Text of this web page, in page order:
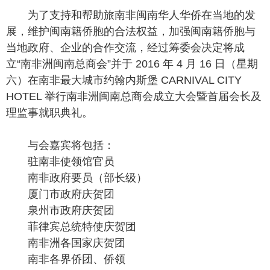
为了支持和帮助旅南非闽南华人华侨在当地的发
展，维护闽南籍侨胞的合法权益，加强闽南籍侨胞与
当地政府、企业的合作交流，经过筹委会决定将成
立“南非洲闽南总商会”并于 2016 年 4 月 16 日（星期
六）在南非最大城市约翰内斯堡 CARNIVAL CITY
HOTEL 举行南非洲闽南总商会成立大会暨首届会长及
理监事就职典礼。
与会嘉宾将包括：
驻南非使领馆官员
南非政府要员（部长级）
厦门市政府庆贺团
泉州市政府庆贺团
菲律宾总统特使庆贺团
南非洲各国家庆贺团
南非各界侨团、侨领